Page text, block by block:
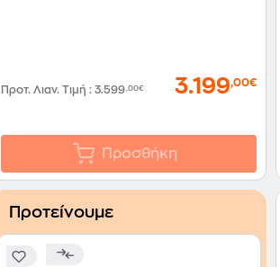
Προτ. Λιαν. Τιμή:3.599,00€ 3.199,00€
Προσθήκη
Προτείνουμε